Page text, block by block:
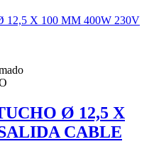
Ø 12,5 X
CABLE